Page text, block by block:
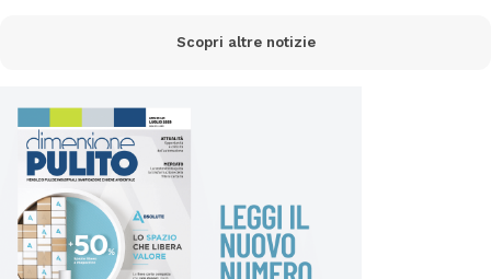
Scopri altre notizie